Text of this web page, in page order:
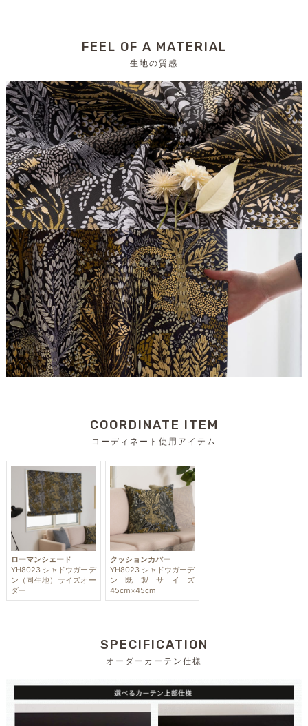
FEEL OF A MATERIAL
生地の質感
COORDINATE ITEM
コーディネート使用アイテム
ローマンシェード
YH8023 シャドウガーデ
ン（同生地）サイズオー
ダー
クッションカバー
YH8023 シャドウガーデ
ン既製サイズ
45cm×45cm
SPECIFICATION
オーダーカーテン仕様